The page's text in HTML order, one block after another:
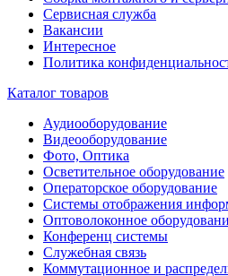
Сервисная служба
Вакансии
Интересное
Политика
Каталог товаров
Аудиооборудование
Видеооборудование
Фото, Оптика
Осветительное оборудование
Операторское оборудование
Системы отображения
Оптоволоконное
Конференц системы
Служебная связь
Коммутационное и